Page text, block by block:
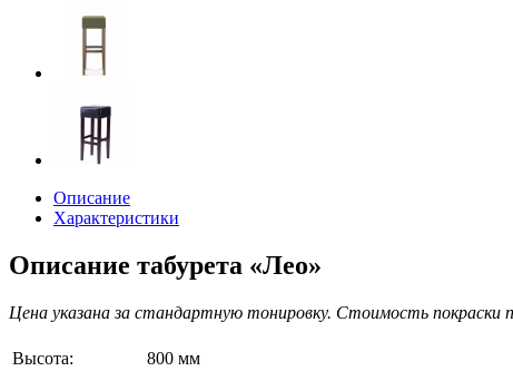
Описание
Характеристики
Описание табурета «Лео»
Цена указана за стандартную тонировку. Стоимость покраски
Высота:
800 мм